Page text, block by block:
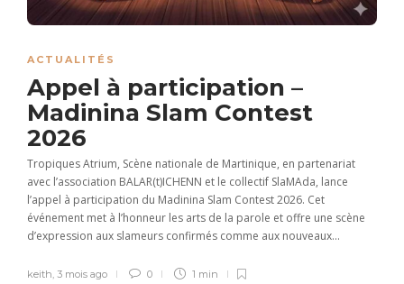
ACTUALITÉS
Appel à participation –
Madinina Slam Contest
2026
Tropiques Atrium, Scène nationale de Martinique, en partenariat
avec l’association BALAR(t)ICHENN et le collectif SlaMAda, lance
l’appel à participation du Madinina Slam Contest 2026. Cet
événement met à l’honneur les arts de la parole et offre une scène
d’expression aux slameurs confirmés comme aux nouveaux...
keith, 3 mois ago 0 1 min